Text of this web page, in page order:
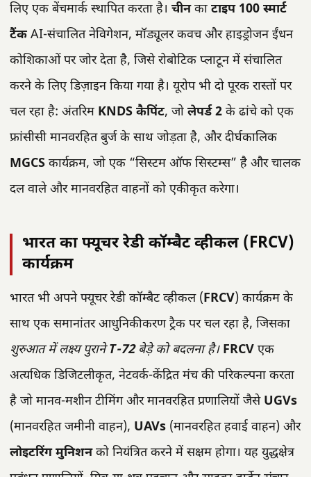
लिए एक बेंचमार्क स्थापित करता है। चीनका टाइप 100 स्मार्ट
टैंक AI-संचालित नेविगेशन, मॉड्यूलर कवच और हाइड्रोजन ईंधन
कोशिकाओं पर जोर देता है, जिसे रोबोटिक प्लाटून में संचालित
करने के लिए डिज़ाइन किया गया है। यूरोप भी दो पूरक रास्तों पर
चल रहा है: अंतरिम KNDS कैपिंट, जो लेपर्ड 2 के ढांचे को एक
फ्रांसीसी मानवरहित बुर्ज के साथ जोड़ता है, और दीर्घकालिक
MGCS कार्यक्रम, जो एक “सिस्टम ऑफ सिस्टम्स” है और चालक
दल वाले और मानवरहित वाहनों को एकीकृत करेगा।
भारत का फ्यूचर रेडी कॉम्बैट व्हीकल (FRCV)
कार्यक्रम
भारत भी अपने फ्यूचर रेडी कॉम्बैट व्हीकल (FRCV) कार्यक्रम के
साथ एक समानांतर आधुनिकीकरण ट्रैक पर चल रहा है, जिसका
शुरुआत में लक्ष्य पुरानेT-72बेड़े को बदलना है। FRCV एक
अत्यधिक डिजिटलीकृत, नेटवर्क-केंद्रित मंच की परिकल्पना करता
है जो मानव-मशीन टीमिंग और मानवरहित प्रणालियों जैसे UGVs
(मानवरहित जमीनी वाहन), UAVs (मानवरहित हवाई वाहन) और
लोइटरिंग मुनिशनको नियंत्रित करने में सक्षम होगा। यह युद्धक्षेत्र